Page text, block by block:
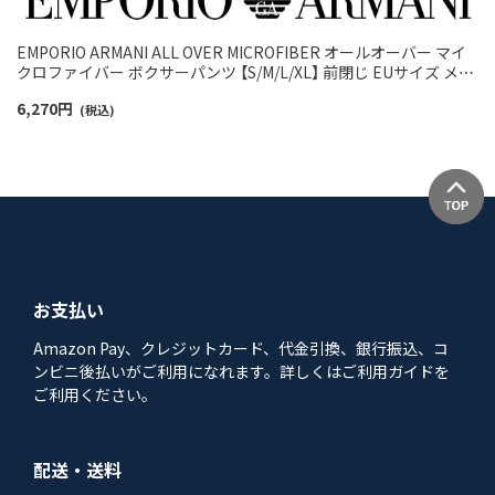
EMPORIO ARMANI ALL OVER MICROFIBER オールオーバー マイ
クロファイバー ボクサーパンツ 【S/M/L/XL】 前閉じ EUサイズ メン
6,270円 (税込)
お支払い
Amazon Pay、クレジットカード、代金引換、銀行振込、コ
ンビニ後払いがご利用になれます。詳しくはご利用ガイドを
ご利用ください。
配送・送料